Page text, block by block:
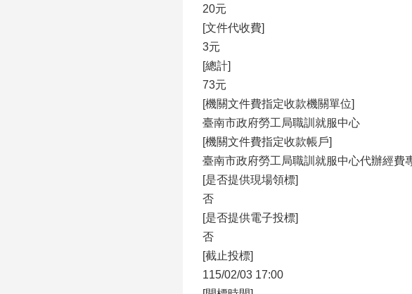
20元
[文件代收費]
3元
[總計]
73元
[機關文件費指定收款機關單位]
臺南市政府勞工局職訓就服中心
[機關文件費指定收款帳戶]
臺南市政府勞工局職訓就服中心代辦經費
[是否提供現場領標]
否
[是否提供電子投標]
否
[截止投標]
115/02/03 17:00